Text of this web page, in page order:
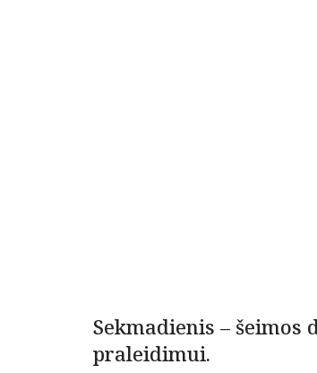
Sekmadienis –
praleidimui.